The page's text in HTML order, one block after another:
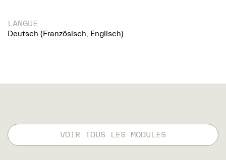
LANGUE
Deutsch (Französisch, Englisch)
VOIR TOUS LES MODULES